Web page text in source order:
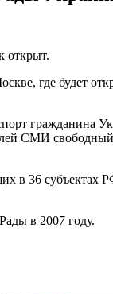
открыт.
где будет
гражданина
СМИ
в 36
в 2007 году.